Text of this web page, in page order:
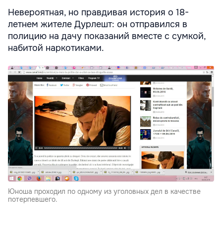
Невероятная, но правдивая история о 18-
летнем жителе Дурлешт: он отправился в
полицию на дачу показаний вместе с сумкой,
набитой наркотиками.
Юноша проходил по одному из уголовных дел в качестве
потерпевшего.